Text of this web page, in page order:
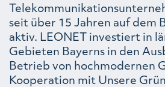
seit über 15 Jahren auf dem
aktiv. LEONET investiert in
Gebieten Bayerns in den
Betrieb von hochmodernen
Kooperation mit Unsere